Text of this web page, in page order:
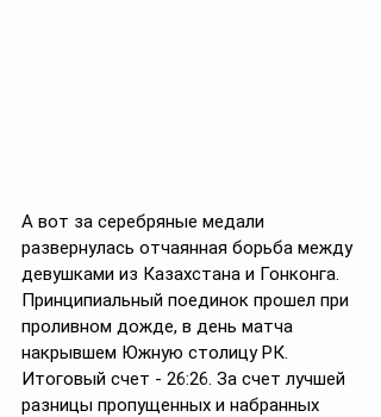
А вот за серебряные медали
развернулась отчаянная борьба между
девушками из Казахстана и Гонконга.
Принципиальный поединок прошел при
проливном дожде, в день матча
накрывшем Южную столицу РК.
Итоговый счет - 26:26. За счет лучшей
разницы пропущенных и набранных